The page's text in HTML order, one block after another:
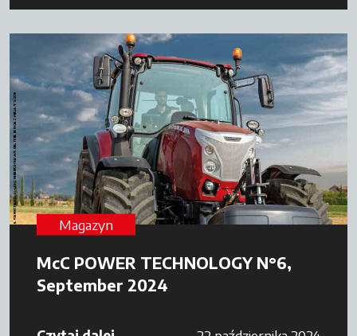
Magazyn
McC POWER TECHNOLOGY N°6,
September 2024